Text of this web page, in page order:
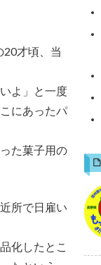
才頃、当
よ」と一度
にあったパ
た菓子用の
所で日雇い
化したとこ